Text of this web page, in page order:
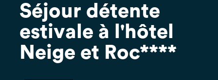
Séjour détente
estivale à l'hôtel
Neige et Roc****